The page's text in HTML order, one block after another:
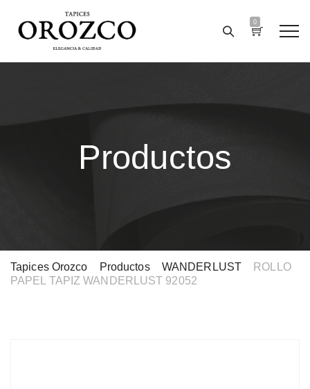
0
Productos
Tapices Orozco Productos> WANDERLUST>
ROLLO
PAPEL TAPIZ WANDERLUST 92052